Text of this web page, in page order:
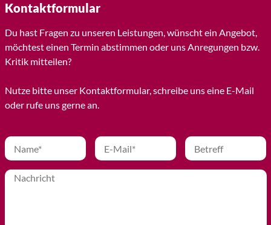
Kontaktformular
Du hast Fragen zu unseren Leistungen, wünscht ein Angebot,
möchtest einen Termin abstimmen oder uns Anregungen bzw.
Kritik mitteilen?
Nutze bitte unser Kontaktformular, schreibe uns eine E-Mail
oder rufe uns gerne an.